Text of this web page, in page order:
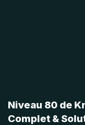
Niveau 80 de
Complet &